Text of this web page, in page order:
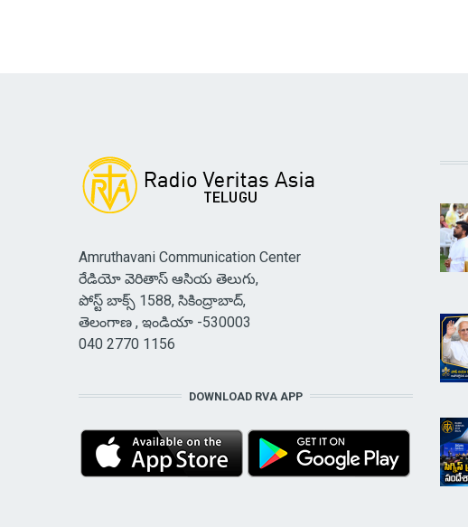
Amruthavani Communication Center
రేడియో వెరితాస్ ఆసియ తెలుగు,
పోస్ట్ బాక్స్ 1588, సికింద్రాబాద్,
తెలంగాణ , ఇండియా -530003
040 2770 1156
DOWNLOAD RVA APP